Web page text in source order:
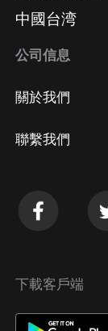
中國台湾
公司信息
關於我們
聯繫我們
下載客戶端